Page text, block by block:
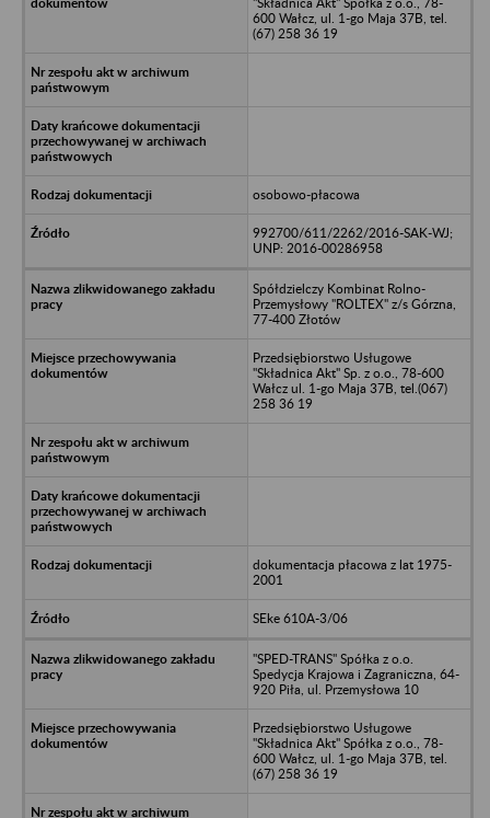
600 Wałcz, ul. 1-go Maja 37B, tel.
(67) 258 36 19
osobowo-płacowa
992700/611/2262/2016-SAK-WJ;
UNP: 2016-00286958
Spółdzielczy Kombinat Rolno-
Przemysłowy "ROLTEX" z/s Górzna,
77-400 Złotów
Przedsiębiorstwo Usługowe
"Składnica Akt" Sp. z o.o., 78-600
Wałcz ul. 1-go Maja 37B, tel.(067)
258 36 19
dokumentacja płacowa z lat 1975-
2001
SEke 610A-3/06
"SPED-TRANS" Spółka z o.o.
Spedycja Krajowa i Zagraniczna, 64-
920 Piła, ul. Przemysłowa 10
Przedsiębiorstwo Usługowe
"Składnica Akt" Spółka z o.o., 78-
600 Wałcz, ul. 1-go Maja 37B, tel.
(67) 258 36 19